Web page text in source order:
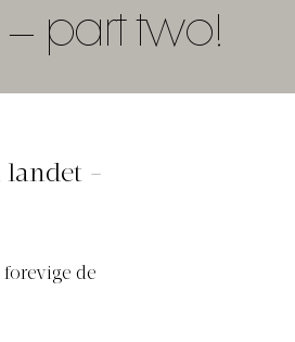
– part two!
landet -
de